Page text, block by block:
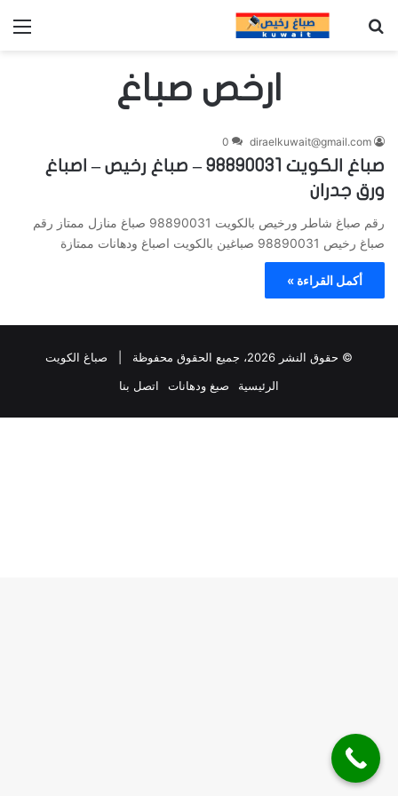
ارخص صباغ
diraelkuwait@gmail.com
0
صباغ الكويت 98890031 – صباغ رخيص – اصباغ
ورق جدران
رقم صباغ شاطر ورخيص بالكويت 98890031 صباغ منازل ممتاز رقم
صباغ رخيص 98890031 صباغين بالكويت اصباغ ودهانات ممتازة
أكمل القراءة »
© حقوق النشر 2026، جميع الحقوق محفوظة |
صباغ الكويت
الرئيسية
صبغ ودهانات اتصل بنا